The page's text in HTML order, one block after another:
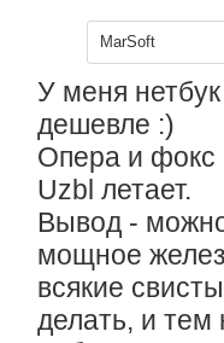
MarSoft
У меня
дешевле :)
Опера и фокс
Uzbl летает.
Вывод -
мощное
всякие
делать, и